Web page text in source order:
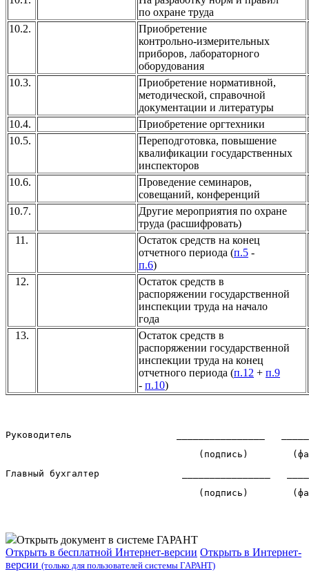
по охране труда
10.2.
Приобретение
контрольно-измерительных
приборов, лабораторного
оборудования
10.3.
Приобретение нормативной,
методической, справочной
документации и литературы
10.4.
Приобретение оргтехники
10.5.
Переподготовка, повышение
квалификации государственных
инспекторов
10.6.
Проведение семинаров,
совещаний, конференций
10.7.
Другие мероприятия по охране
труда (расшифровать)
11.
Остаток средств на конец
отчетного периода (п.5 -
п.6)
12.
Остаток средств в
распоряжении государственной
инспекции труда на начало
года
13.
Остаток средств в
распоряжении государственной
инспекции труда на конец
отчетного периода (п.12 + п.9
- п.10)
Руководитель                   ________________
(подпись)
Главный бухгалтер               ________________
(подпись)
Открыть документ в системе ГАРАНТ
Открыть в бесплатной Интернет-версии Открыть в Интернет-
версии (только для пользователей системы ГАРАНТ)